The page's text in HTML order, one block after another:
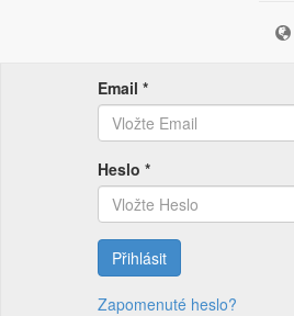
Email *
Heslo *
Přihlásit
Zapomenuté heslo?